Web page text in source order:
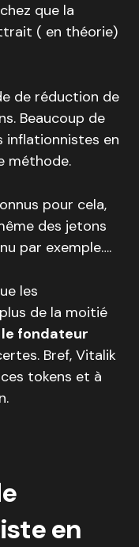
que la
( en théorie)
de réduction de
Beaucoup de
inflationnistes en
méthode.
pour cela,
des jetons
par exemple….
les
de la moitié
fondateur
Bref, Vitalik
tokens et à
en